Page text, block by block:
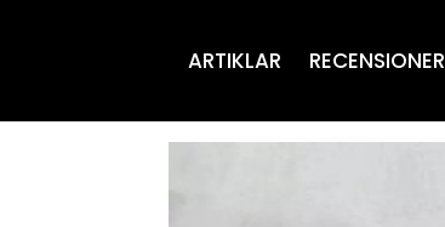
ARTIKLAR RECENSIONER